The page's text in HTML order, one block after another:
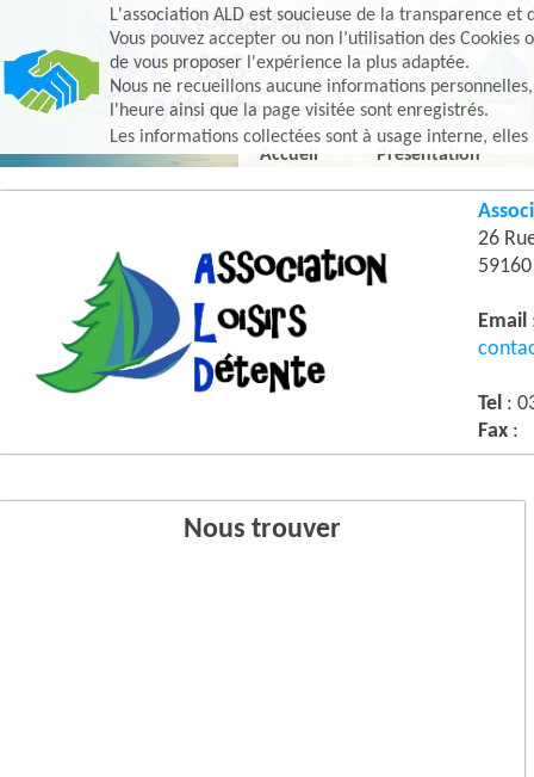
L'association ALD est soucieuse de la transparence et
Vous pouvez accepter ou non l’utilisation des
de vous proposer l'expérience la plus adaptée.
Nous ne recueillons aucune informations
l'heure ainsi que la page visitée sont enregistrés.
Les informations collectées sont à usage interne,
Accueil
Présentation
26
Email
Tel :
Fax :
Nous trouver